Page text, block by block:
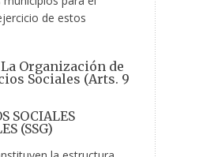
de estos
Organización de
Sociales (Arts. 9
SOCIALES
(SSG)